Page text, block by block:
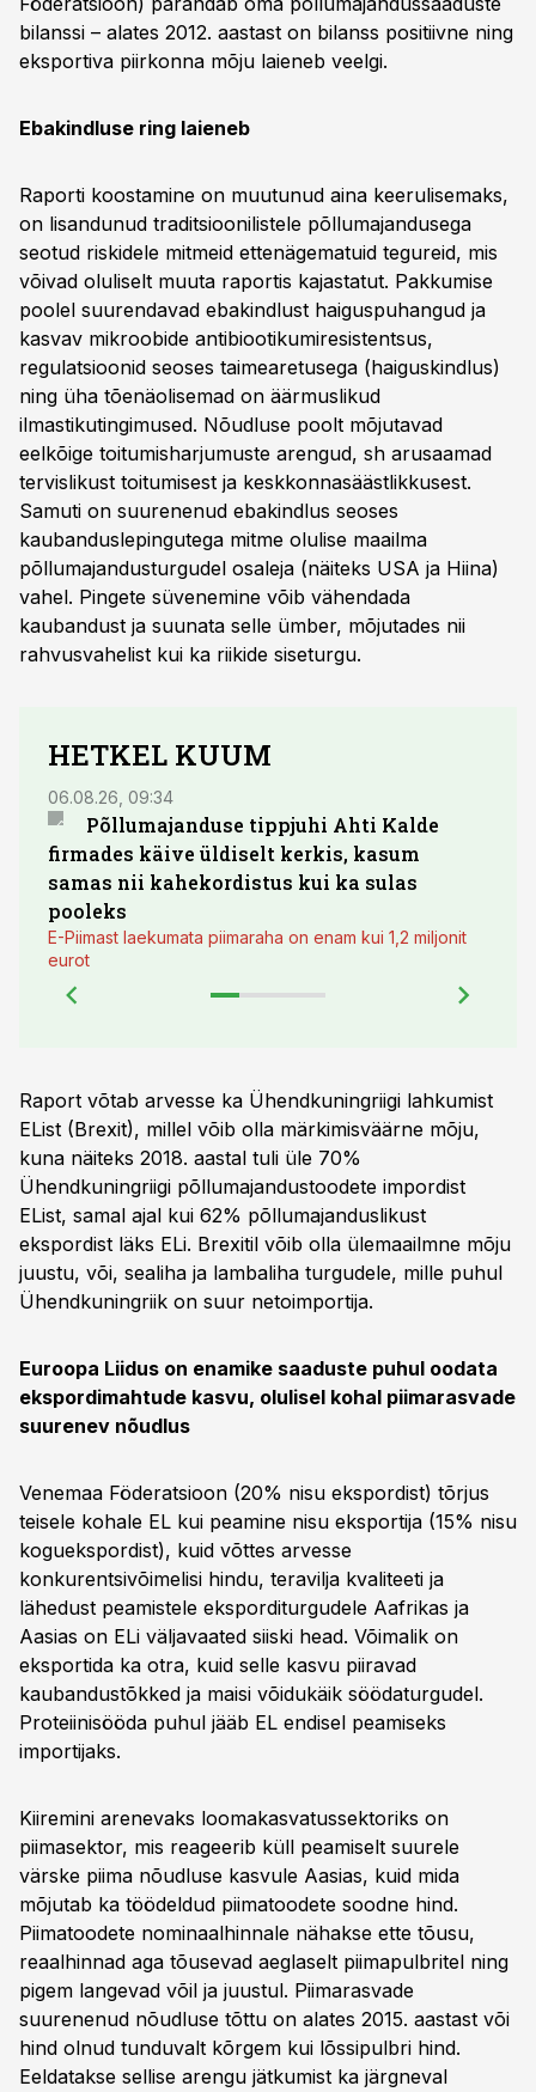
bilanssi – alates 2012. aastast on bilanss positiivne ning
eksportiva piirkonna mõju laieneb veelgi.
Ebakindluse ring laieneb
Raporti koostamine on muutunud aina keerulisemaks,
on lisandunud traditsioonilistele põllumajandusega
seotud riskidele mitmeid ettenägematuid tegureid, mis
võivad oluliselt muuta raportis kajastatut. Pakkumise
poolel suurendavad ebakindlust haiguspuhangud ja
kasvav mikroobide antibiootikumiresistentsus,
regulatsioonid seoses taimearetusega (haiguskindlus)
ning üha tõenäolisemad on äärmuslikud
ilmastikutingimused. Nõudluse poolt mõjutavad
eelkõige toitumisharjumuste arengud, sh arusaamad
tervislikust toitumisest ja keskkonnasäästlikkusest.
Samuti on suurenenud ebakindlus seoses
kaubanduslepingutega mitme olulise maailma
põllumajandusturgudel osaleja (näiteks USA ja Hiina)
vahel. Pingete süvenemine võib vähendada
kaubandust ja suunata selle ümber, mõjutades nii
rahvusvahelist kui ka riikide siseturgu.
HETKEL KUUM
06.08.26, 09:34
Põllumajanduse tippjuhi Ahti Kalde
firmades käive üldiselt kerkis, kasum
samas nii kahekordistus kui ka sulas
pooleks
E-Piimast laekumata piimaraha on enam kui 1,2 miljonit
eurot
Raport võtab arvesse ka Ühendkuningriigi lahkumist
EList (Brexit), millel võib olla märkimisväärne mõju,
kuna näiteks 2018. aastal tuli üle 70%
Ühendkuningriigi põllumajandustoodete impordist
EList, samal ajal kui 62% põllumajanduslikust
ekspordist läks ELi. Brexitil võib olla ülemaailmne mõju
juustu, või, sealiha ja lambaliha turgudele, mille puhul
Ühendkuningriik on suur netoimportija.
Euroopa Liidus on enamike saaduste puhul oodata
ekspordimahtude kasvu, olulisel kohal piimarasvade
suurenev nõudlus
Venemaa Föderatsioon (20% nisu ekspordist) tõrjus
teisele kohale EL kui peamine nisu eksportija (15% nisu
koguekspordist), kuid võttes arvesse
konkurentsivõimelisi hindu, teravilja kvaliteeti ja
lähedust peamistele eksporditurgudele Aafrikas ja
Aasias on ELi väljavaated siiski head. Võimalik on
eksportida ka otra, kuid selle kasvu piiravad
kaubandustõkked ja maisi võidukäik söödaturgudel.
Proteiinisööda puhul jääb EL endisel peamiseks
importijaks.
Kiiremini arenevaks loomakasvatussektoriks on
piimasektor, mis reageerib küll peamiselt suurele
värske piima nõudluse kasvule Aasias, kuid mida
mõjutab ka töödeldud piimatoodete soodne hind.
Piimatoodete nominaalhinnale nähakse ette tõusu,
reaalhinnad aga tõusevad aeglaselt piimapulbritel ning
pigem langevad võil ja juustul. Piimarasvade
suurenenud nõudluse tõttu on alates 2015. aastast või
hind olnud tunduvalt kõrgem kui lõssipulbri hind.
Eeldatakse sellise arengu jätkumist ka järgneval